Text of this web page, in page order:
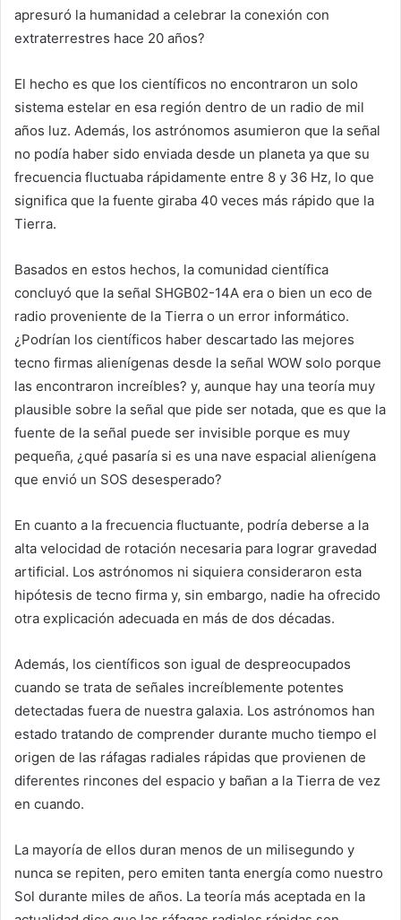
apresuró la humanidad a celebrar la conexión con
extraterrestres hace 20 años?
El hecho es que los científicos no encontraron un solo
sistema estelar en esa región dentro de un radio de mil
años luz. Además, los astrónomos asumieron que la señal
no podía haber sido enviada desde un planeta ya que su
frecuencia fluctuaba rápidamente entre 8 y 36 Hz, lo que
significa que la fuente giraba 40 veces más rápido que la
Tierra.
Basados en estos hechos, la comunidad científica
concluyó que la señal SHGB02-14A era o bien un eco de
radio proveniente de la Tierra o un error informático.
¿Podrían los científicos haber descartado las mejores
tecno firmas alienígenas desde la señal WOW solo porque
las encontraron increíbles? y, aunque hay una teoría muy
plausible sobre la señal que pide ser notada, que es que la
fuente de la señal puede ser invisible porque es muy
pequeña, ¿qué pasaría si es una nave espacial alienígena
que envió un SOS desesperado?
En cuanto a la frecuencia fluctuante, podría deberse a la
alta velocidad de rotación necesaria para lograr gravedad
artificial. Los astrónomos ni siquiera consideraron esta
hipótesis de tecno firma y, sin embargo, nadie ha ofrecido
otra explicación adecuada en más de dos décadas.
Además, los científicos son igual de despreocupados
cuando se trata de señales increíblemente potentes
detectadas fuera de nuestra galaxia. Los astrónomos han
estado tratando de comprender durante mucho tiempo el
origen de las ráfagas radiales rápidas que provienen de
diferentes rincones del espacio y bañan a la Tierra de vez
en cuando.
La mayoría de ellos duran menos de un milisegundo y
nunca se repiten, pero emiten tanta energía como nuestro
Sol durante miles de años. La teoría más aceptada en la